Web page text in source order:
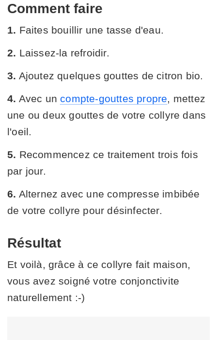
Comment faire
1. Faites bouillir une tasse d'eau.
2. Laissez-la refroidir.
3. Ajoutez quelques gouttes de citron bio.
4. Avec un compte-gouttes propre , mettez
une ou deux gouttes de votre collyre dans
l'oeil.
5. Recommencez ce traitement trois fois
par jour.
6. Alternez avec une compresse imbibée
de votre collyre pour désinfecter.
Résultat
Et voilà, grâce à ce collyre fait maison,
vous avez soigné votre conjonctivite
naturellement :-)